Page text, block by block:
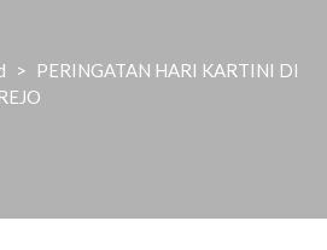
>
PERINGATAN HARI KARTINI DI